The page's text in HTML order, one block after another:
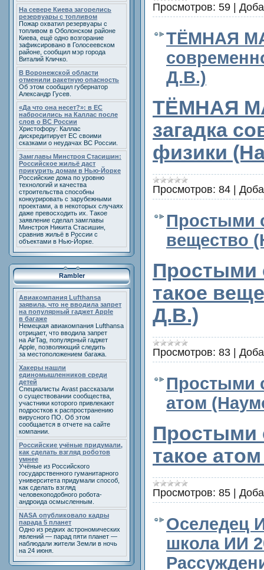
На севере Киева загорелись
резервуары с топливом
Пожар охватил резервуары с
топливом в Оболонском районе
Киева, ещё одно возгорание
зафиксировано в Голосеевском
районе, сообщил мэр города
Виталий Кличко.
В Воронежской области
отменили ракетную опасность
Об этом сообщил губернатор
Александр Гусев.
«Да что она несет?»: в ЕС
набросились на Каллас после
слов о ВС России
Христофору: Каллас
дискредитирует ЕС своими
сказками о неудачах ВС России.
Замглавы Минстроя Стасишин:
Российское жильё даст
прикурить домам в Нью-Йорке
Российские дома по уровню
технологий и качества
строительства способны
конкурировать с зарубежными
проектами, а в некоторых случаях
даже превосходить их. Такое
заявление сделал замглавы
Минстроя Никита Стасишин,
сравнив жильё в России с
объектами в Нью-Йорке.
Rambler
Авиакомпания Lufthansa
заявила, что не вводила запрет
на популярный гаджет Apple
в багаже
Немецкая авиакомпания Lufthansa
отрицает, что вводила запрет
на AirTag, популярный гаджет
Apple, позволяющий следить
за местоположением багажа.
Хакеры нашли
единомышленников среди
детей
Специалисты Avast рассказали
о существовании сообщества,
участники которого привлекают
подростков к распространению
вирусного ПО. Об этом
сообщается в отчете на сайте
компании.
Российские учёные придумали,
как сделать взгляд роботов
умнее
Учёные из Российского
государственного гуманитарного
университета придумали способ,
как сделать взгляд
человекоподобного робота-
андроида осмысленным.
NASA опубликовало кадры
парада 5 планет
Одно из редких астрономических
явлений — парад пяти планет —
наблюдали жители Земли в ночь
на 24 июня.
Просмотров: 59 |
ТЁМНАЯ
Д.В.)
ТЁМНАЯ
загадка
физики
Просмотров: 84 |
Простыми
вещество
Простыми
такое
Д.В.)
Просмотров: 83 |
Простыми
атом
Простыми
такое
Просмотров: 85 |
Оселедец
школа ИИ